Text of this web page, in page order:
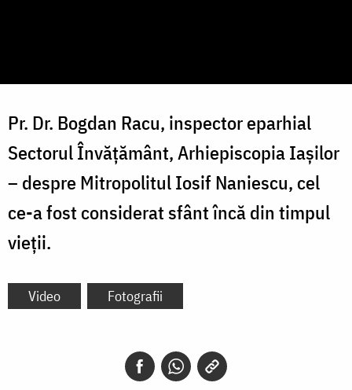
Pr. Dr. Bogdan Racu, inspector eparhial
Sectorul Învăţământ, Arhiepiscopia Iaşilor
– despre Mitropolitul Iosif Naniescu, cel
ce-a fost considerat sfânt încă din timpul
vieții.
Video Fotografii